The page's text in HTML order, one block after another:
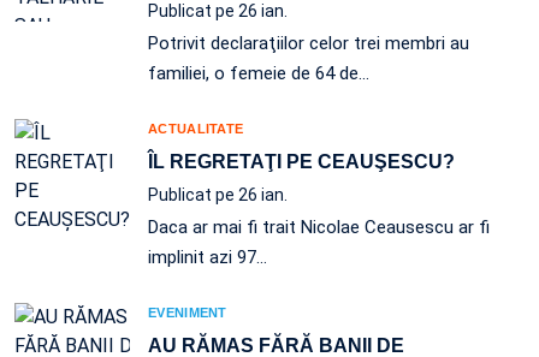
Publicat pe 26 ian.
Potrivit declaraţiilor celor trei membri au
familiei, o femeie de 64 de…
ACTUALITATE
ÎL REGRETAŢI PE CEAUŞESCU?
Publicat pe 26 ian.
Daca ar mai fi trait Nicolae Ceausescu ar fi
implinit azi 97…
EVENIMENT
AU RĂMAS FĂRĂ BANII DE